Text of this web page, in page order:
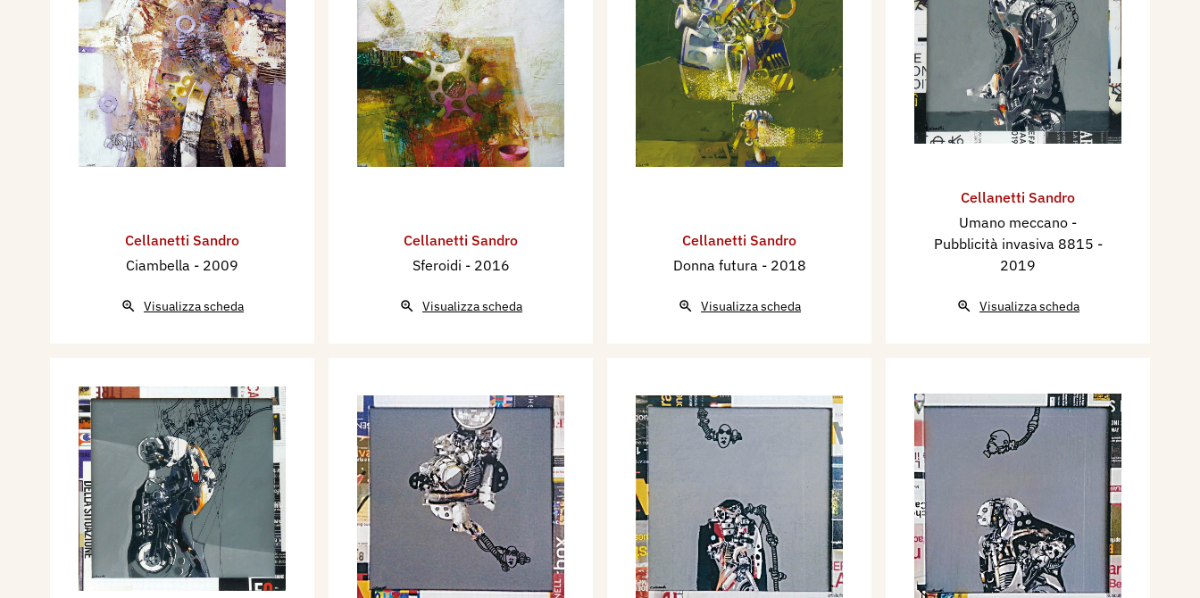
Cellanetti Sandro
Ciambella - 2009
Visualizza scheda
Cellanetti Sandro
Sferoidi - 2016
Visualizza scheda
Cellanetti Sandro
Donna futura - 2018
Visualizza scheda
Cellanetti Sandro
Umano meccano -
Pubblicità invasiva 8815 -
2019
Visualizza scheda